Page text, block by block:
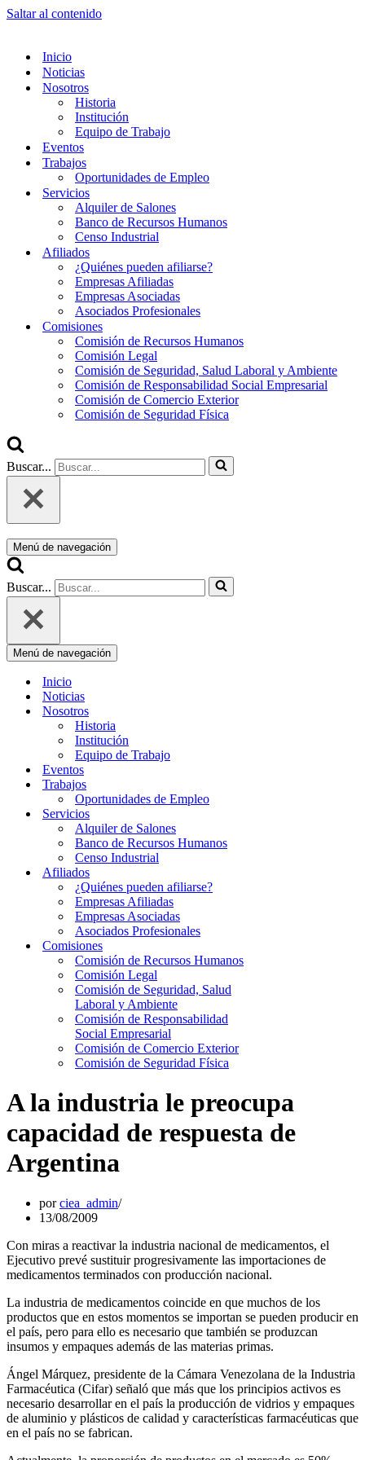
Saltar al contenido
Inicio
Noticias
Nosotros
Historia
Institución
Equipo de Trabajo
Eventos
Trabajos
Oportunidades de Empleo
Servicios
Alquiler de Salones
Banco de Recursos Humanos
Censo Industrial
Afiliados
¿Quiénes pueden afiliarse?
Empresas Afiliadas
Empresas Asociadas
Asociados Profesionales
Comisiones
Comisión de Recursos Humanos
Comisión Legal
Comisión de Seguridad, Salud Laboral y Ambiente
Comisión de Responsabilidad Social Empresarial
Comisión de Comercio Exterior
Comisión de Seguridad Física
Buscar...
Menú de navegación
Buscar...
Menú de navegación
Inicio
Noticias
Nosotros
Historia
Institución
Equipo de Trabajo
Eventos
Trabajos
Oportunidades de Empleo
Servicios
Alquiler de Salones
Banco de Recursos Humanos
Censo Industrial
Afiliados
¿Quiénes pueden afiliarse?
Empresas Afiliadas
Empresas Asociadas
Asociados Profesionales
Comisiones
Comisión de Recursos Humanos
Comisión Legal
Comisión de Seguridad, Salud
Laboral y Ambiente
Comisión de Responsabilidad
Social Empresarial
Comisión de Comercio Exterior
Comisión de Seguridad Física
A la industria le preocupa
capacidad de respuesta de
Argentina
porciea_admin
13/08/2009
Con miras a reactivar la industria nacional de medicamentos, el
Ejecutivo prevé sustituir progresivamente las importaciones de
medicamentos terminados con producción nacional.
La industria de medicamentos coincide en que muchos de los
productos que en estos momentos se importan se pueden producir en
el país, pero para ello es necesario que también se produzcan
insumos y empaques además de las materias primas.
Ángel Márquez, presidente de la Cámara Venezolana de la Industria
Farmacéutica (Cifar) señaló que más que los principios activos es
necesario desarrollar en el país la producción de vidrios y empaques
de aluminio y plásticos de calidad y características farmacéuticas que
en el país no se fabrican.